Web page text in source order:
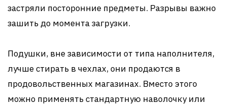
застряли посторонние предметы. Разрывы важно
зашить до момента загрузки.
Подушки, вне зависимости от типа наполнителя,
лучше стирать в чехлах, они продаются в
продовольственных магазинах. Вместо этого
можно применять стандартную наволочку или